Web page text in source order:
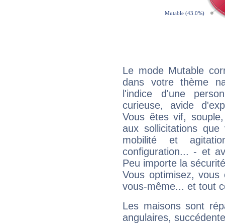
Le mode Mutable
dans votre thème
l'indice d'une
curieuse, avide
Vous êtes vif,
aux sollicitations
mobilité et
configuration... - et
Peu importe la
Vous optimisez, vous
vous-même... et tout
Les maisons sont
angulaires,